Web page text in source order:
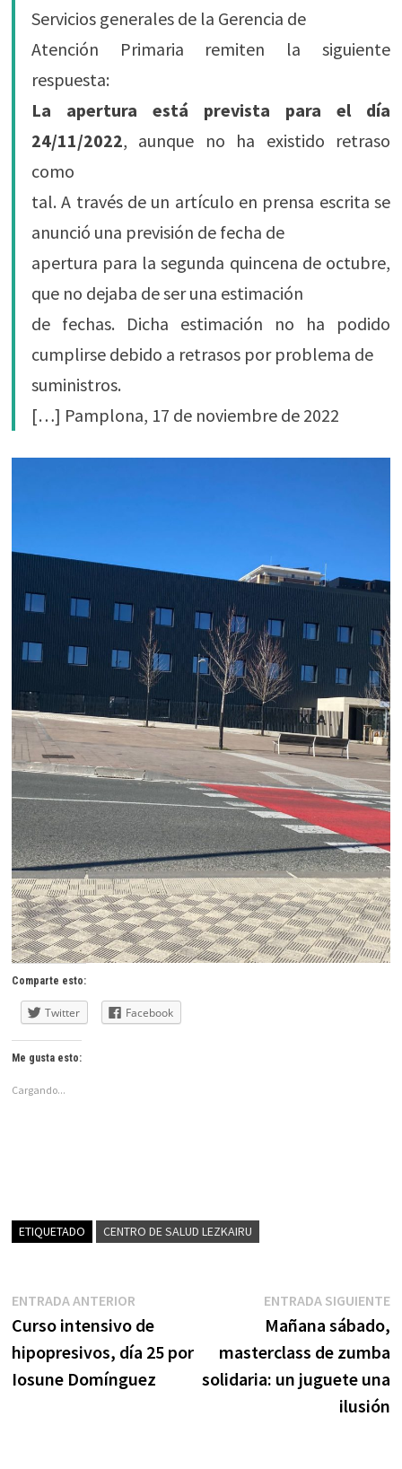
Servicios generales de la Gerencia de
Atención Primaria remiten la siguiente
respuesta:
La apertura está prevista para el día
24/11/2022, aunque no ha existido retraso
como
tal. A través de un artículo en prensa escrita se
anunció una previsión de fecha de
apertura para la segunda quincena de octubre,
que no dejaba de ser una estimación
de fechas. Dicha estimación no ha podido
cumplirse debido a retrasos por problema de
suministros.
[…] Pamplona, 17 de noviembre de 2022
Comparte esto:
Twitter Facebook
Me gusta esto:
Cargando...
ETIQUETADO CENTRO DE SALUD LEZKAIRU
Navegación
de
entradas
ENTRADA ANTERIOREntrada
anterior:
Curso intensivo de
hipopresivos, día 25 por
Iosune Domínguez
ENTRADA SIGUIENTE
Mañana sábado,
masterclass de zumba
solidaria: un juguete una
ilusión